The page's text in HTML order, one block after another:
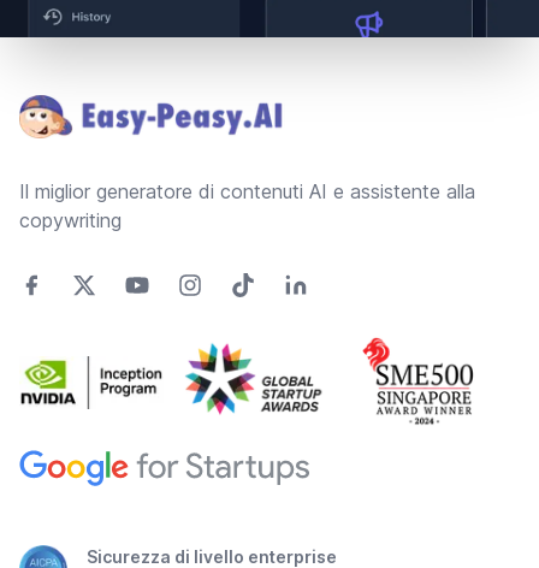
Il miglior generatore di contenuti AI e assistente alla
copywriting
Sicurezza di livello enterprise